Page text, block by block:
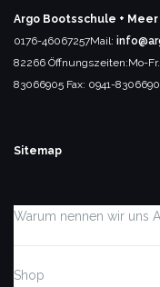
Argo Bootsschule + Meer
0176-46067257Mail:
82266 Öffnungszeiten:Mo-
83066905 Fax: 0941-
Sitemap
Warum nennen wir uns
Shop